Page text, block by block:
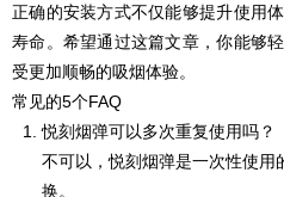
正确的安装方式不仅能够提升使用
寿命。希望通过这篇文章，你能够
受更加顺畅的吸烟体验。
常见的5个FAQ
悦刻烟弹可以多次重复使用吗？
不可以，悦刻烟弹是一次性使用
换。